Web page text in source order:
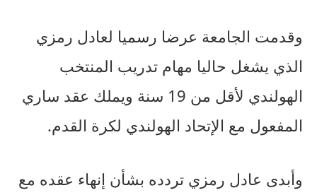
وقدمت الجامعة عرضا رسميا لعادل رمزي
الذي يشغل حاليا مهام تدريب المنتخب
الهولندي لأقل من 19 سنة ويملك عقد ساري
المفعول مع الإتحاد الهولندي لكرة القدم.
وأبدى عادل رمزي تردده بشأن إنهاء عقده مع